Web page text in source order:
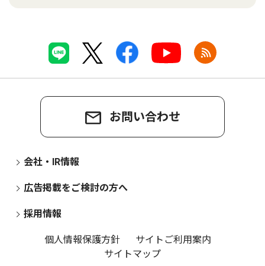
お問い合わせ
会社・IR情報
広告掲載をご検討の方へ
採用情報
個人情報保護方針
サイトご利用案内
サイトマップ